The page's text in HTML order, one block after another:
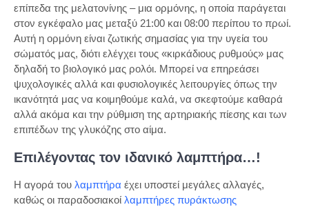
επίπεδα της μελατονίνης – μια ορμόνης, η οποία παράγεται
στον εγκέφαλο μας μεταξύ 21:00 και 08:00 περίπου το πρωί.
Αυτή η ορμόνη είναι ζωτικής σημασίας για την υγεία του
σώματός μας, διότι ελέγχει τους «κιρκάδιους ρυθμούς» μας
δηλαδή το βιολογικό μας ρολόι. Μπορεί να επηρεάσει
ψυχολογικές αλλά και φυσιολογικές λειτουργίες όπως την
ικανότητά μας να κοιμηθούμε καλά, να σκεφτούμε καθαρά
αλλά ακόμα και την ρύθμιση της αρτηριακής πίεσης και των
επιπέδων της γλυκόζης στο αίμα.
Επιλέγοντας τον ιδανικό λαμπτήρα…!
Η αγορά του λαμπτήρα έχει υποστεί μεγάλες αλλαγές,
καθώς οι παραδοσιακοί λαμπτήρες πυράκτωσης